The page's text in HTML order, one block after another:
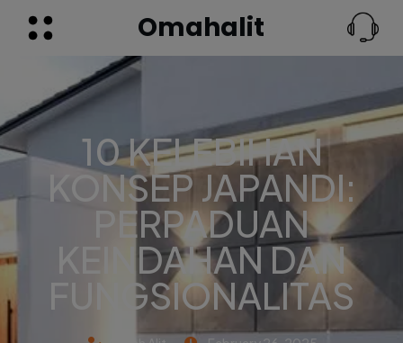
Omahalit
10 KELEBIHAN
KONSEP JAPANDI:
PERPADUAN
KEINDAHAN DAN
FUNGSIONALITAS